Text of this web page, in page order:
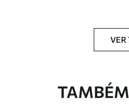
de verniz e/ou adesivo
VER